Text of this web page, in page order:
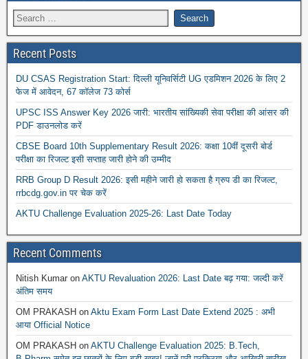
Recent Posts
DU CSAS Registration Start: दिल्ली यूनिवर्सिटी UG एडमिशन 2026 के लिए 2
फेज में आवेदन, 67 कॉलेज 73 कोर्स
UPSC ISS Answer Key 2026 जारी: भारतीय सांख्यिकी सेवा परीक्षा की आंसर की
PDF डाउनलोड करें
CBSE Board 10th Supplementary Result 2026: कक्षा 10वीं दूसरी बोर्ड
परीक्षा का रिजल्ट इसी सप्ताह जारी होने की उम्मीद
RRB Group D Result 2026: इसी महीने जारी हो सकता है ग्रुप डी का रिजल्ट,
rrbcdg.gov.in पर चेक करें
AKTU Challenge Evaluation 2025-26: Last Date Today
Recent Comments
Nitish Kumar on AKTU Revaluation 2026: Last Date बढ़ गया: जल्दी करें
अंतिम समय
OM PRAKASH on Aktu Exam Form Last Date Extend 2025 : अभी
आया Official Notice
OM PRAKASH on AKTU Challenge Evaluation 2025: B.Tech,